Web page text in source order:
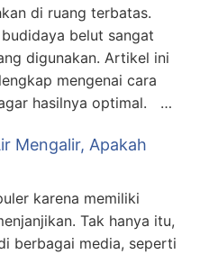
di ruang terbatas.
belut sangat
digunakan. Artikel ini
mengenai cara
hasilnya optimal. …
Mengalir, Apakah
karena memiliki
Tak hanya itu,
berbagai media, seperti